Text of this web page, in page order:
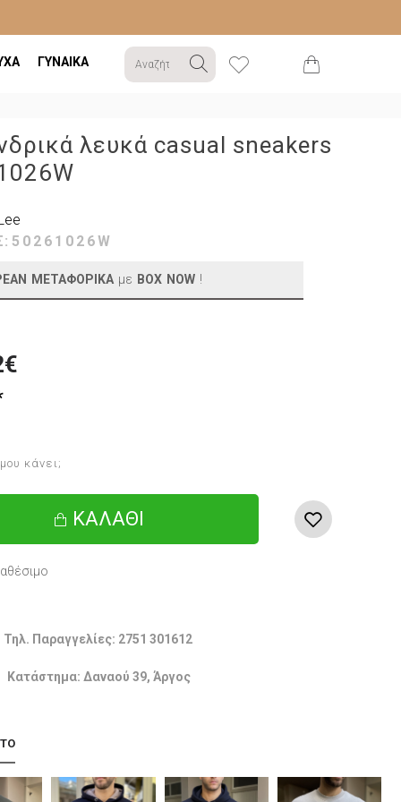
ΓΥΝΑΙΚΑ
λευκά casual sneakers
ΜΕΤΑΦΟΡΙΚΑ με BOX NOW !
50261026W
ΚΑΛΆΘΙ
κάνει;
Τηλ. Παραγγελίες: 2751 301612
Κατάστημα: Δαναού 39, Άργος